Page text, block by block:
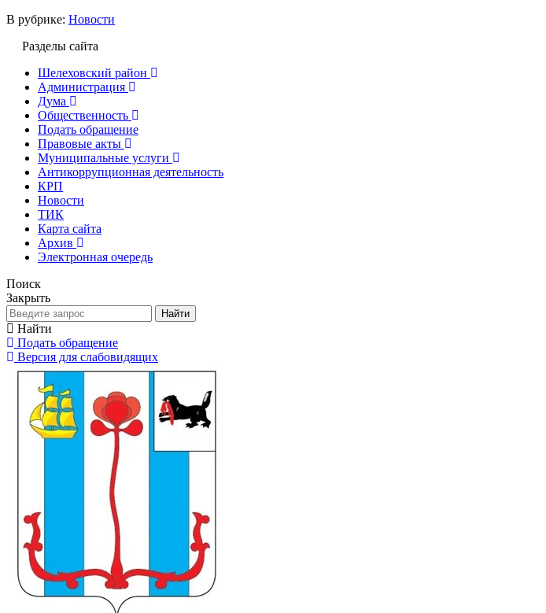
В рубрике: Новости
Разделы сайта
Шелеховский район
Администрация
Дума
Общественность
Подать обращение
Правовые акты
Муниципальные услуги
Антикоррупционная деятельность
КРП
Новости
ТИК
Карта сайта
Архив
Электронная очередь
Поиск
Закрыть
Найти
Найти
Подать обращение
Версия для слабовидящих